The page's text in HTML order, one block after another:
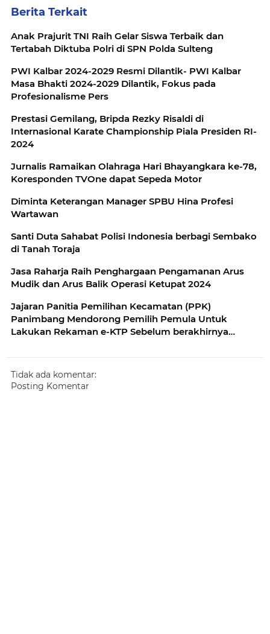
Berita Terkait
Anak Prajurit TNI Raih Gelar Siswa Terbaik dan
Tertabah Diktuba Polri di SPN Polda Sulteng
PWI Kalbar 2024-2029 Resmi Dilantik- PWI Kalbar
Masa Bhakti 2024-2029 Dilantik, Fokus pada
Profesionalisme Pers
Prestasi Gemilang, Bripda Rezky Risaldi di
Internasional Karate Championship Piala Presiden RI-
2024
Jurnalis Ramaikan Olahraga Hari Bhayangkara ke-78,
Koresponden TVOne dapat Sepeda Motor
Diminta Keterangan Manager SPBU Hina Profesi
Wartawan
Santi Duta Sahabat Polisi Indonesia berbagi Sembako
di Tanah Toraja
Jasa Raharja Raih Penghargaan Pengamanan Arus
Mudik dan Arus Balik Operasi Ketupat 2024
Jajaran Panitia Pemilihan Kecamatan (PPK)
Panimbang Mendorong Pemilih Pemula Untuk
Lakukan Rekaman e-KTP Sebelum berakhirnya
Tidak ada komentar:
Posting Komentar